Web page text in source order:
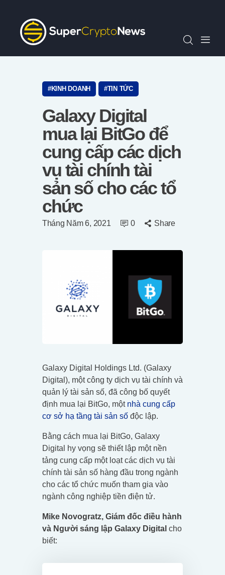
Chỉ Số SCN30
Tin Tức
Quan Điểm
Video
Tiếng Việt
KINH DOANH TIN TỨC
Galaxy Digital
mua lại BitGo để
cung cấp các dịch
vụ tài chính tài
sản số cho các tổ
chức
Tháng Năm 6, 2021 0 Share
Galaxy Digital Holdings Ltd. (Galaxy
Digital), một công ty dịch vụ tài chính và
quản lý tài sản số, đã công bố quyết
định mua lại BitGo, một nhà cung cấp
cơ sở hạ tầng tài sản số độc lập.
Bằng cách mua lại BitGo, Galaxy
Digital hy vọng sẽ thiết lập một nền
tảng cung cấp một loạt các dịch vụ tài
chính tài sản số hàng đầu trong ngành
cho các tổ chức muốn tham gia vào
ngành công nghiệp tiền điện tử.
Mike Novogratz, Giám đốc điều hành
và Người sáng lập Galaxy Digital cho
biết: